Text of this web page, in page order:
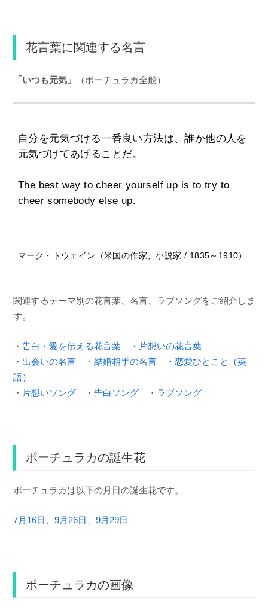
花言葉に関連する名言
「いつも元気」 （ポーチュラカ全般）
自分を元気づける一番良い方法は、誰か他の人を
元気づけてあげることだ。
The best way to cheer yourself up is to try to
cheer somebody else up.
マーク・トウェイン（米国の作家、小説家 / 1835～1910）
関連するテーマ別の花言葉、名言、ラブソングをご紹介しま
す。
・ 告白・愛を伝える花言葉 ・ 片想いの花言葉
・ 出会いの名言 ・ 結婚相手の名言 ・ 恋愛ひとこと（英
語）
・ 片想いソング ・ 告白ソング ・ ラブソング
ポーチュラカの誕生花
ポーチュラカは以下の月日の誕生花です。
7月16日 9月26日 9月29日
ポーチュラカの画像